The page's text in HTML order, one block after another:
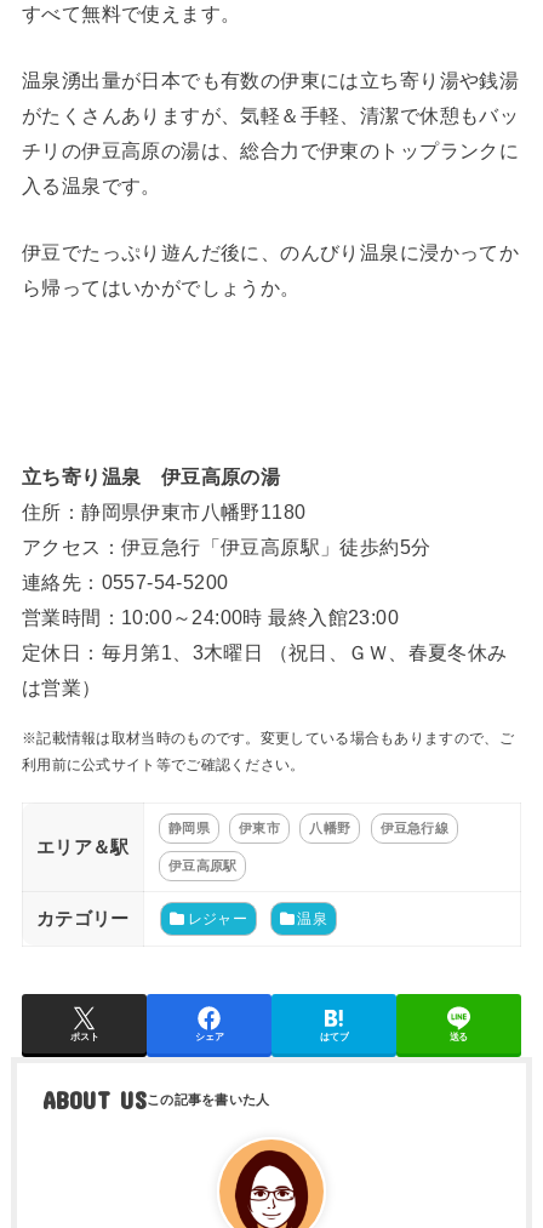
すべて無料で使えます。
温泉湧出量が日本でも有数の伊東には立ち寄り湯や銭湯
がたくさんありますが、気軽＆手軽、清潔で休憩もバッ
チリの伊豆高原の湯は、総合力で伊東のトップランクに
入る温泉です。
伊豆でたっぷり遊んだ後に、のんびり温泉に浸かってか
ら帰ってはいかがでしょうか。
立ち寄り温泉 伊豆高原の湯
住所：静岡県伊東市八幡野1180
アクセス：伊豆急行「伊豆高原駅」徒歩約5分
連絡先：0557-54-5200
営業時間：10:00～24:00時 最終入館23:00
定休日：毎月第1、3木曜日 （祝日、ＧＷ、春夏冬休み
は営業）
※記載情報は取材当時のものです。変更している場合もありますので、ご
利用前に公式サイト等でご確認ください。
エリア＆駅
静岡県 伊東市 八幡野 伊豆急行線
伊豆高原駅
カテゴリー レジャー 温泉
ポスト シェア はてブ 送る
ABOUT US